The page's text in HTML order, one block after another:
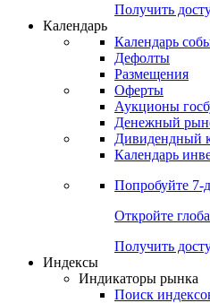
Получить
Календарь
Календарь
Дефолты
Размещения
Оферты
Аукционы
Денежный
Дивидендный
Календарь
Попробуйте 7-
Откройте
Получить
Индексы
Индикаторы рынка
Поиск